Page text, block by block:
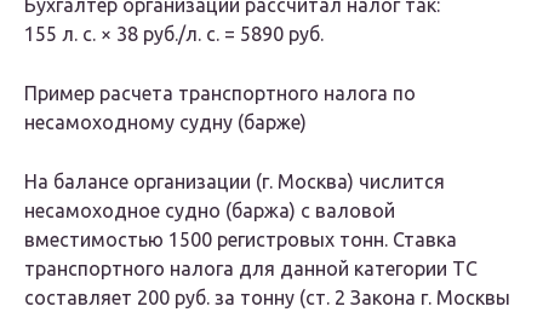
Бухгалтер организации рассчитал налог так:
155 л. с. × 38 руб./л. с. = 5890 руб.
Пример расчета транспортного налога по
несамоходному судну (барже)
На балансе организации (г. Москва) числится
несамоходное судно (баржа) с валовой
вместимостью 1500 регистровых тонн. Ставка
транспортного налога для данной категории ТС
составляет 200 руб. за тонну (ст. 2 Закона г. Москвы